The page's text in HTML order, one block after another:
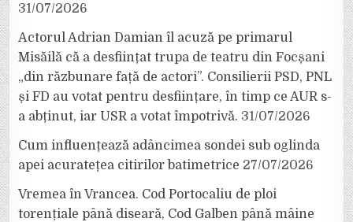
31/07/2026
Actorul Adrian Damian îl acuză pe primarul
Misăilă că a desființat trupa de teatru din Focșani
„din răzbunare față de actori”. Consilierii PSD, PNL
și FD au votat pentru desființare, în timp ce AUR s-
a abținut, iar USR a votat împotrivă. 31/07/2026
Cum influențează adâncimea sondei sub oglinda
apei acuratețea citirilor batimetrice 27/07/2026
Vremea în Vrancea. Cod Portocaliu de ploi
torențiale până diseară, Cod Galben până mâine